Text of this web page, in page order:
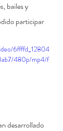
bailes y
participar
6ffffd_12804
480p/mp4/f
desarrollado